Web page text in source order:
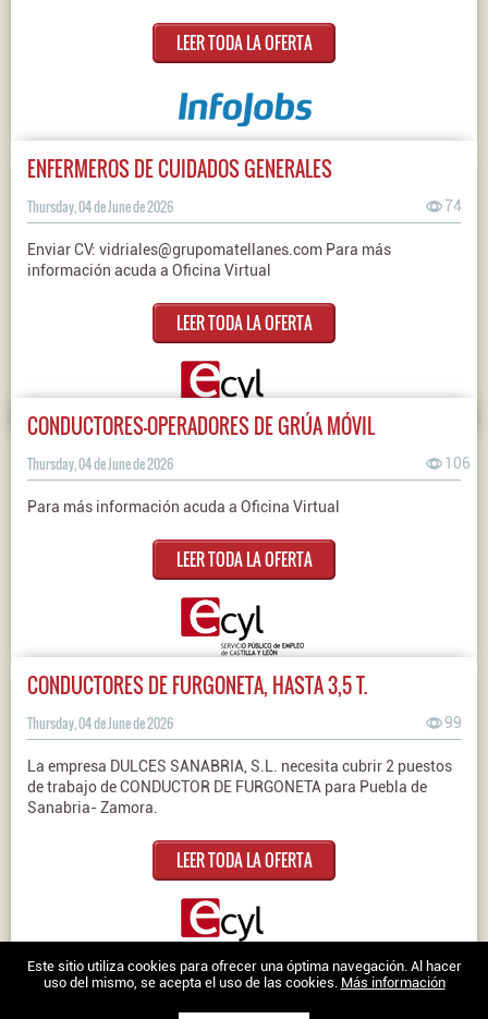
LEER TODA LA OFERTA
ENFERMEROS DE CUIDADOS GENERALES
Thursday, 04 de June de 2026 74
Enviar CV: vidriales@grupomatellanes.com Para más
información acuda a Oficina Virtual
LEER TODA LA OFERTA
CONDUCTORES-OPERADORES DE GRÚA MÓVIL
Thursday, 04 de June de 2026 106
Para más información acuda a Oficina Virtual
LEER TODA LA OFERTA
CONDUCTORES DE FURGONETA, HASTA 3,5 T.
Thursday, 04 de June de 2026 99
La empresa DULCES SANABRIA, S.L. necesita cubrir 2 puestos
de trabajo de CONDUCTOR DE FURGONETA para Puebla de
Sanabria- Zamora.
LEER TODA LA OFERTA
Nosotros|Contacto| Ofertas en Twitter|Aviso legal|Política de
Este sitio utiliza cookies para ofrecer una óptima navegación. Al hacer
uso del mismo, se acepta el uso de las cookies. Más información